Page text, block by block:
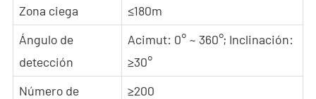
Zona ciega
≤180m
Ángulo de
detección
Acimut: 0° ~ 360°; Inclinación:
≥30°
Número de
≥200